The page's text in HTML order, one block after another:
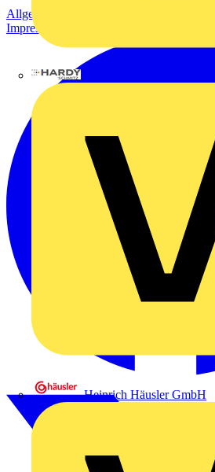
Heinrich Häusler GmbH
Allgemeine Geschäftsbedingungen
Impressum